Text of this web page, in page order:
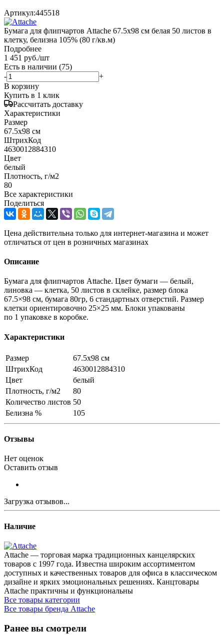
Артикул:445518
Бумага для флипчартов Attache 67.5х98 см белая 50 листов в
клетку, белизна 105% (80 г/кв.м)
Подробнее
1 451 руб./шт
Есть в наличии (75)
-
+
В корзину
Купить в 1 клик
Рассчитать доставку
Характеристики
Размер
67.5x98 см
ШтрихКод
4630012884310
Цвет
белый
Плотность, г/м2
80
Все характеристики
Поделиться
Цена действительна только для интернет-магазина и может
отличаться от цен в розничных магазинах
Описание
Бумага для флипчартов Attache. Цвет бумаги — белый,
линовка — клетка, 50 листов в склейке, размер блока
67.5×98 см, бумага 80гр, 6 стандартных отверстий. Размер
клетки ориентировочно 25×25 мм. Блоки упакованы
по 1 упаковке в коробке.
Характеристики
Размер
67.5x98 см
ШтрихКод
4630012884310
Цвет
белый
Плотность, г/м2
80
Количество листов 50
Белизна %
105
Отзывы
Нет оценок
Оставить отзыв
Загрузка отзывов...
Наличие
Attache — торговая марка традиционных канцелярских
товаров с 1997 года. Известна широким ассортиментом
доступных и качественных товаров для офиса в классическом
дизайне и ярких эмоциональных решениях. Канцтовары
Attache практичны и функциональны
Все товары категории
Все товары бренда Attache
Ранее вы смотрели